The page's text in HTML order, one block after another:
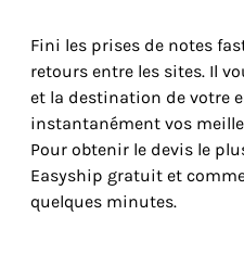
Fini les prises de notes
retours entre les sites. Il
et la destination de votre
instantanément vos
Pour obtenir le devis le
Easyship gratuit et
quelques minutes.